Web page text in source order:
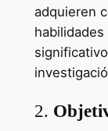
adquieren
2.